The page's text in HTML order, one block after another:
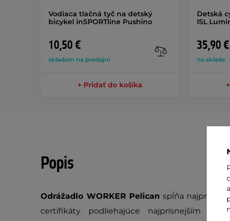
Vodiaca tlačná tyč na detský
bicykel inSPORTline Pushino
10,50 €
skladom na predajni
+ Pridať do košíka
Detská
ISL
35,90 €
na sklade
Popis
Odrážadlo WORKER Pelican spĺňa
certifikáty podliehajúce najprísnejším